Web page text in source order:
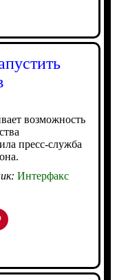
возможность
пресс-служба
Интерфакс